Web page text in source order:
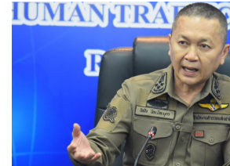
กันช่วยอุดช่องโหว่แก้ปัญหาระยะยาว